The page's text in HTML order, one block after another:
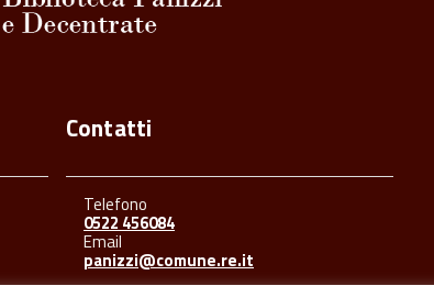
Contatti
Telefono
0522 456084
Email
panizzi@comune.re.it